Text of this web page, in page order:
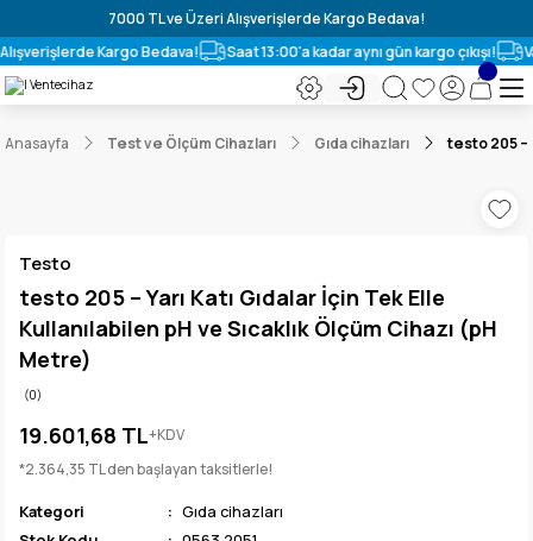
7000 TL ve Üzeri Alışverişlerde Kargo Bedava!
Kargo Bedava!
Saat 13:00'a kadar aynı gün kargo çıkışı!
Anasayfa Test ve Ölçüm Cihazları Gıda cihazları testo 205 –
Testo
testo 205 – Yarı Katı Gıdalar İçin Tek Elle
Kullanılabilen pH ve Sıcaklık Ölçüm Cihazı (pH
Metre)
(0)
19.601,68 TL+KDV
*2.364,35 TL den başlayan taksitlerle!
Kategori
Gıda cihazları